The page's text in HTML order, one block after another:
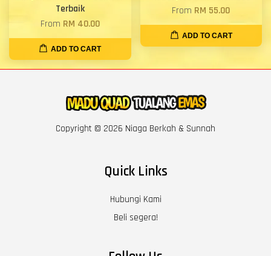
Terbaik
From RM 40.00
ADD TO CART
From RM 55.00
ADD TO CART
Copyright © 2026 Niaga Berkah & Sunnah
Quick Links
Hubungi Kami
Beli segera!